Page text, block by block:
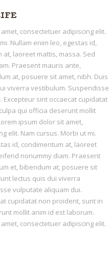
consectetuer adipiscing elit.
Nullam enim leo, egestas id,
at, laoreet mattis, massa. Sed
Praesent mauris ante,
at, posuere sit amet, nibh. Duis
viverra vestibulum. Suspendisse
sint occaecat cupidatat
qui officia deserunt mollit
ipsum dolor sit amet,
elit. Nam cursus. Morbi ut mi.
id, condimentum at, laoreet
nonummy diam. Praesent
et, bibendum at, posuere sit
lectus quis dui viverra
vulputate aliquam dui.
cupidatat non proident, sunt in
mollit anim id est laborum.
consectetuer adipiscing elit.